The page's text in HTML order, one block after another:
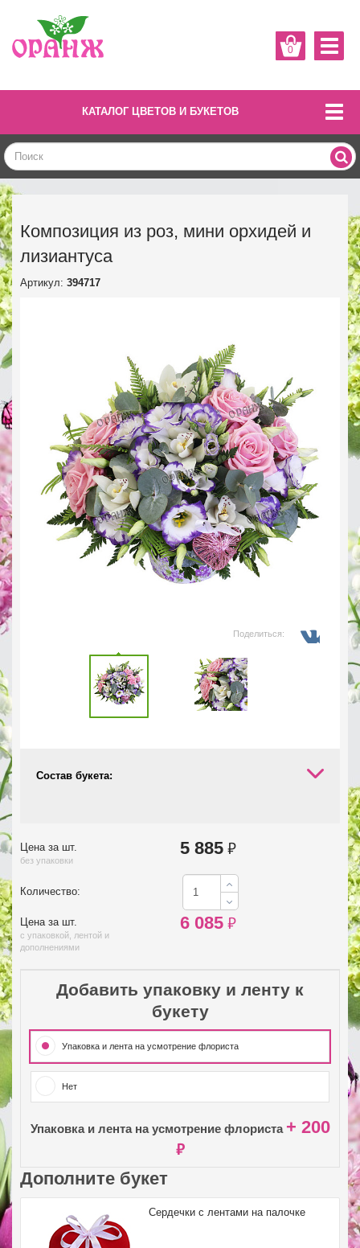
0
КАТАЛОГ ЦВЕТОВ И БУКЕТОВ
Композиция из роз, мини орхидей и
лизиантуса
Артикул: 394717
Поделиться:
Состав букета:
Цена за шт.
без упаковки
5 885 ₽
Количество:
Цена за шт.
с упаковкой, лентой и
дополнениями
6 085 ₽
Добавить упаковку и ленту к
букету
Упаковка и лента на усмотрение флориста
Нет
Упаковка и лента на усмотрение флориста + 200
₽
Дополните букет
Сердечки с лентами на палочке